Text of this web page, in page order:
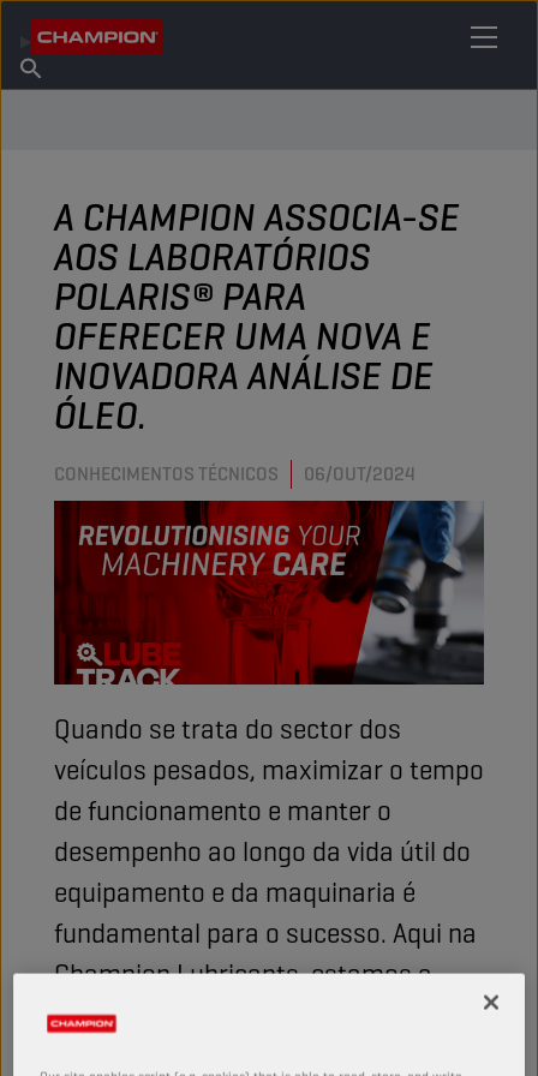
Sobre a Champion
Encontrar ponto de venda
A CHAMPION ASSOCIA-SE
AOS LABORATÓRIOS
POLARIS® PARA
OFERECER UMA NOVA E
INOVADORA ANÁLISE DE
ÓLEO.
CONHECIMENTOS TÉCNICOS 06/OUT/2024
Quando se trata do sector dos
veículos pesados, maximizar o tempo
de funcionamento e manter o
desempenho ao longo da vida útil do
equipamento e da maquinaria é
fundamental para o sucesso. Aqui na
Champion Lubricants, estamos a
investir no futuro da nossa oferta